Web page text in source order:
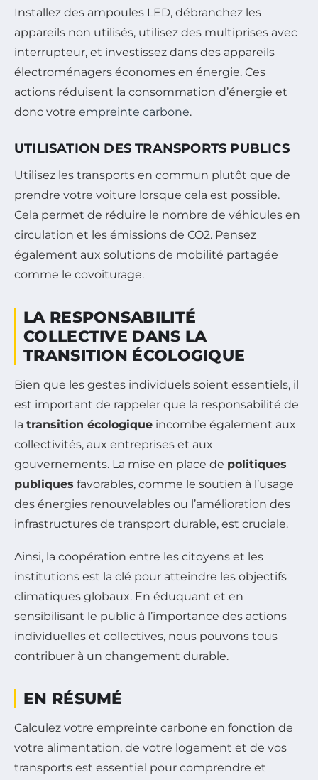
Installez des ampoules LED, débranchez les
appareils non utilisés, utilisez des multiprises avec
interrupteur, et investissez dans des appareils
électroménagers économes en énergie. Ces
actions réduisent la consommation d’énergie et
donc votre empreinte carbone.
UTILISATION DES TRANSPORTS PUBLICS
Utilisez les transports en commun plutôt que de
prendre votre voiture lorsque cela est possible.
Cela permet de réduire le nombre de véhicules en
circulation et les émissions de CO2. Pensez
également aux solutions de mobilité partagée
comme le covoiturage.
LA RESPONSABILITÉ
COLLECTIVE DANS LA
TRANSITION ÉCOLOGIQUE
Bien que les gestes individuels soient essentiels, il
est important de rappeler que la responsabilité de
la transition écologique incombe également aux
collectivités, aux entreprises et aux
gouvernements. La mise en place de politiques
publiques favorables, comme le soutien à l’usage
des énergies renouvelables ou l’amélioration des
infrastructures de transport durable, est cruciale.
Ainsi, la coopération entre les citoyens et les
institutions est la clé pour atteindre les objectifs
climatiques globaux. En éduquant et en
sensibilisant le public à l’importance des actions
individuelles et collectives, nous pouvons tous
contribuer à un changement durable.
EN RÉSUMÉ
Calculez votre empreinte carbone en fonction de
votre alimentation, de votre logement et de vos
transports est essentiel pour comprendre et